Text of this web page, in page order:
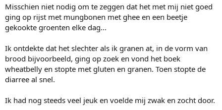
Misschien niet nodig om te zeggen dat het met mij niet goed
ging op rijst met mungbonen met ghee en een beetje
gekookte groenten elke dag...
Ik ontdekte dat het slechter als ik granen at, in de vorm van
brood bijvoorbeeld, ging op zoek en vond het boek
wheatbelly en stopte met gluten en granen. Toen stopte de
diarree al snel.
Ik had nog steeds veel jeuk en voelde mij zwak en zocht door.